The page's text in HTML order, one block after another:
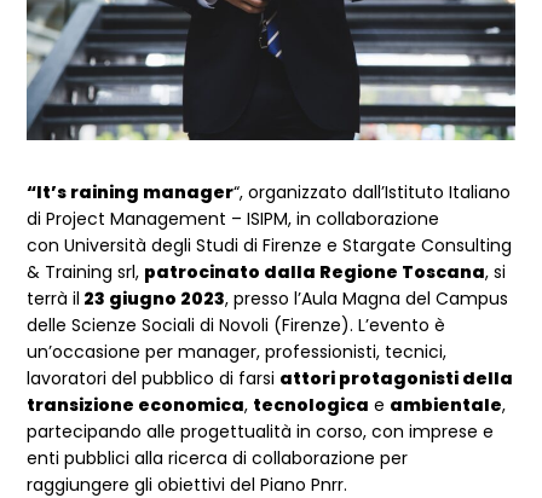
“It’s raining manager“, organizzato dall’Istituto Italiano
di Project Management – ISIPM, in collaborazione
con Università degli Studi di Firenze e Stargate Consulting
& Training srl, patrocinato dalla Regione Toscana, si
terrà il 23 giugno 2023, presso l’Aula Magna del Campus
delle Scienze Sociali di Novoli (Firenze). L’evento è
un’occasione per manager, professionisti, tecnici,
lavoratori del pubblico di farsi attori protagonisti della
transizione economica, tecnologica e ambientale,
partecipando alle progettualità in corso, con imprese e
enti pubblici alla ricerca di collaborazione per
raggiungere gli obiettivi del Piano Pnrr.